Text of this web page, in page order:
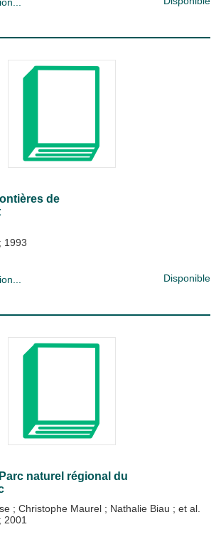
de
; 1993
Disponible
naturel régional du
; Christophe Maurel ; Nathalie Biau ; et al.
; 2001